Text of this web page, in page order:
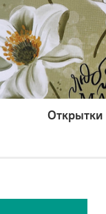
Открытки